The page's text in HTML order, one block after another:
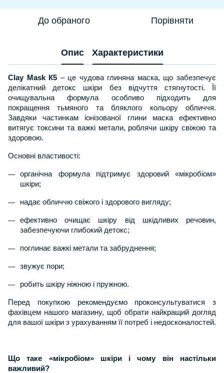
До обраного Порівняти
Опис Характеристики
Clay Mask К5 – це чудова глиняна маска, що забезпечує
делікатний детокс шкіри без відчуття стягнутості. Її
очищувальна формула особливо підходить для
покращення тьмяного та бляклого кольору обличчя.
Завдяки частинкам іонізованої глини маска ефективно
витягує токсини та важкі метали, роблячи шкіру свіжою та
здоровою.
Основні властивості:
органічна формула підтримує здоровий «мікробіом»
шкіри;
надає обличчю свіжого і здорового вигляду;
ефективно очищає шкіру від шкідливих речовин,
забезпечуючи глибокий детокс;
поглинає важкі метали та забруднення;
звужує пори;
робить шкіру ніжною і пружною.
Перед покупкою рекомендуємо проконсультуватися з
фахівцем нашого магазину, щоб обрати найкращий догляд
для вашої шкіри з урахуванням її потреб і недосконалостей.
Що таке «мікробіом» шкіри і чому він настільки
важливий?